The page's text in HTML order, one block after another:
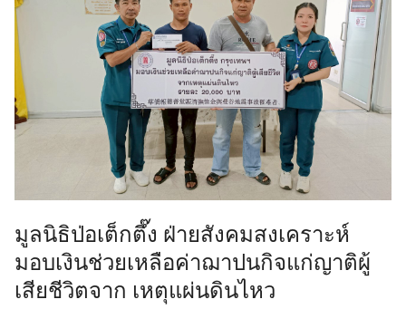
มูลนิธิป่อเต็กตึ๊ง ฝ่ายสังคมสงเคราะห์
มอบเงินช่วยเหลือค่าฌาปนกิจแก่ญาติผู้
เสียชีวิตจาก เหตุแผ่นดินไหว